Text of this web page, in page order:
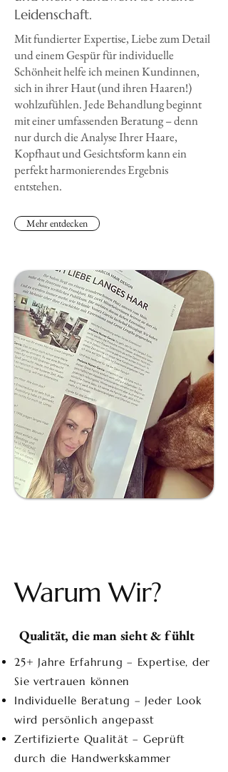
Leidenschaft.
Mit fundierter Expertise, Liebe zum Detail
und einem Gespür für individuelle
Schönheit helfe ich meinen Kundinnen,
sich in ihrer Haut (und ihren Haaren!)
wohlzufühlen. Jede Behandlung beginnt
mit einer umfassenden Beratung – denn
nur durch die Analyse Ihrer Haare,
Kopfhaut und Gesichtsform kann ein
perfekt harmonierendes Ergebnis
entstehen.
Mehr entdecken
Warum Wir?
Qualität, die man sieht & fühlt
25+ Jahre Erfahrung – Expertise, der
Sie vertrauen können
Individuelle Beratung – Jeder Look
wird persönlich angepasst
Zertifizierte Qualität – Geprüft
durch die Handwerkskammer